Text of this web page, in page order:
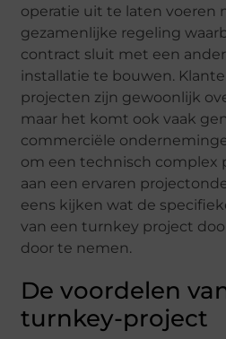
operatie uit te laten voeren
gezamenlijke regeling
contract sluit met een
installatie te bouwen.
projecten zijn gewoonlijk
maar het komt ook vaak
commerciële
om een technisch complex
aan een ervaren
eens kijken wat de
van een turnkey project
door te nemen.
De voordelen
turnkey-project